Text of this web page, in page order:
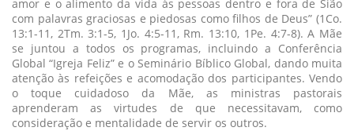
amor e o alimento da vida às pessoas dentro e fora de Sião
com palavras graciosas e piedosas como filhos de Deus” (1Co.
13:1-11, 2Tm. 3:1-5, 1Jo. 4:5-11, Rm. 13:10, 1Pe. 4:7-8). A Mãe
se juntou a todos os programas, incluindo a Conferência
Global “Igreja Feliz” e o Seminário Bíblico Global, dando muita
atenção às refeições e acomodação dos participantes. Vendo
o toque cuidadoso da Mãe, as ministras pastorais
aprenderam as virtudes de que necessitavam, como
consideração e mentalidade de servir os outros.